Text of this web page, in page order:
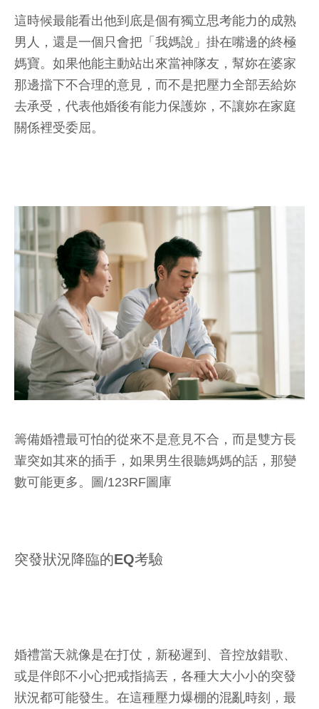
這時候最能看出他到底是個有獨立思考能力的成熟
男人，還是一個只會把「我媽說」掛在嘴邊的終極
媽寶。如果他能主動站出來當神隊友，幫妳在婆家
那邊擋下不合理的意見，而不是把壓力全部丟給妳
去承受，代表他婚後有能力保護妳，不讓妳在家庭
關係裡受委屈。
籌備婚禮最可怕的從來不是意見不合，而是雙方長
輩突如其來的插手，如果男生很聽媽媽的話，那變
數可能更多。圖/123RF圖庫
突發狀況降臨的EQ考驗
婚禮當天就像是在打仗，新秘遲到、音控放錯歌、
或是伴郎不小心把戒指搞丟，各種大大小小的突發
狀況都可能發生。在這種壓力爆棚的混亂時刻，最